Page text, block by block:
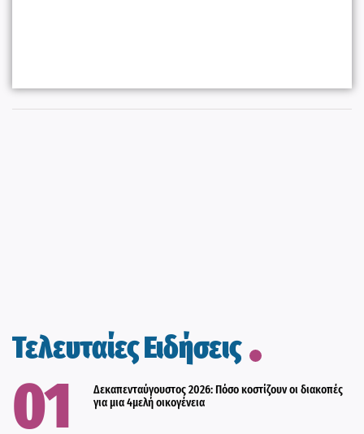
Τελευταίες Ειδήσεις
Δεκαπενταύγουστος 2026: Πόσο κοστίζουν οι διακοπές
για μια 4μελή οικογένεια